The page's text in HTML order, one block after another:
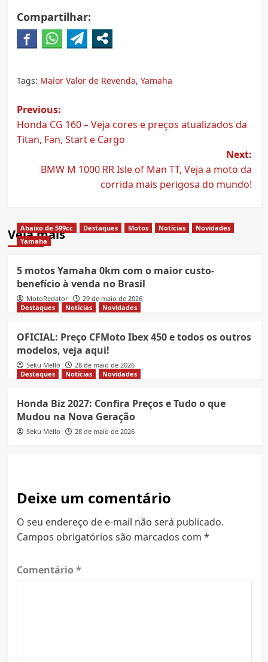
Compartilhar:
Tags: Maior Valor de Revenda, Yamaha
Post
navigation
Previous:
Honda CG 160 – Veja cores e preços atualizados da
Titan, Fan, Start e Cargo
Next:
BMW M 1000 RR Isle of Man TT, Veja a moto da
corrida mais perigosa do mundo!
Veja mais
Abaixo de 599cc Destaques Motos Notícias
Novidades
Yamaha
5 motos Yamaha 0km com o maior custo-
benefício à venda no Brasil
MotoRedator
29 de maio de 2026
Destaques
Notícias Novidades
OFICIAL: Preço CFMoto Ibex 450 e todos os outros
modelos, veja aqui!
Seku Mello
28 de maio de 2026
Destaques
Notícias Novidades
Honda Biz 2027: Confira Preços e Tudo o que
Mudou na Nova Geração
Seku Mello 28 de maio de 2026
Deixe um comentário
O seu endereço de e-mail não será publicado.
Campos obrigatórios são marcados com *
Comentário *